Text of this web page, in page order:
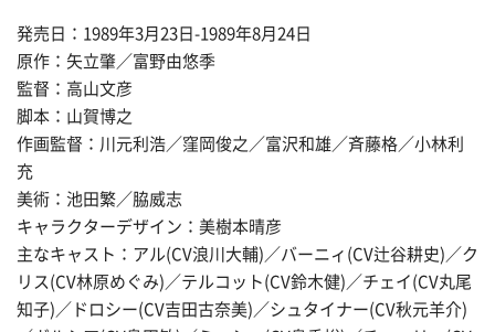
発売日：1989年3月23日-1989年8月24日
原作：矢立肇／富野由悠季
監督：高山文彦
脚本：山賀博之
作画監督：川元利浩／窪岡俊之／富沢和雄／斉藤格／小林利
充
美術：池田繁／脇威志
キャラクターデザイン：美樹本晴彦
主なキャスト：アル(CV浪川大輔)／バーニィ(CV辻谷耕史)／ク
リス(CV林原めぐみ)／テルコット(CV鈴木健)／チェイ(CV丸尾
知子)／ドロシー(CV吉田古奈美)／シュタイナー(CV秋元羊介)